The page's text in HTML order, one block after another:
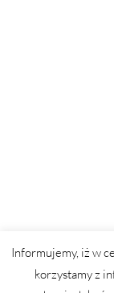
Informujemy, iż w
korzystamy z